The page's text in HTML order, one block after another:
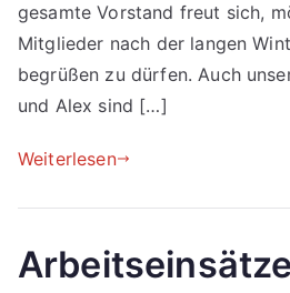
gesamte Vorstand freut sich,
Mitglieder nach der langen
begrüßen zu dürfen. Auch
und Alex sind […]
Weiterlesen